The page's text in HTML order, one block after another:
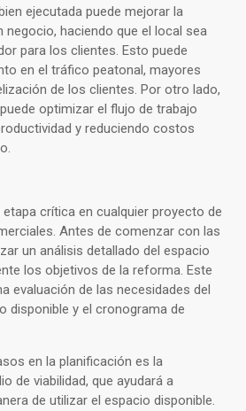
ejecutada puede mejorar la
negocio, haciendo que el local sea
para los clientes. Esto puede
en el tráfico peatonal, mayores
de los clientes. Por otro lado,
optimizar el flujo de trabajo
y reduciendo costos
crítica en cualquier proyecto de
Antes de comenzar con las
un análisis detallado del espacio
los objetivos de la reforma. Este
evaluación de las necesidades del
disponible y el cronograma de
en la planificación es la
de viabilidad, que ayudará a
de utilizar el espacio disponible.